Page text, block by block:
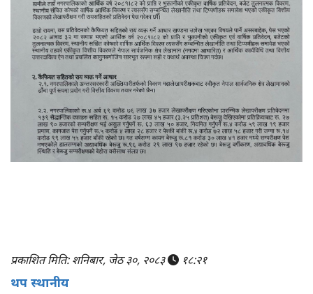
प्रकाशित मिति: शनिबार, जेठ ३०, २०८३ १८:२१
थप स्थानीय